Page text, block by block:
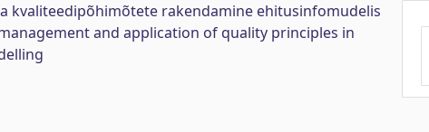
kvaliteedipõhimõtete rakendamine ehitusinfomudelis
and application of quality principles in